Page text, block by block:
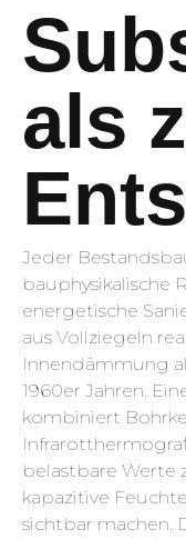
als
Jeder
bauphysikalische
energetische
aus Vollziegeln
Innendämmung
1960er Jahren.
kombiniert
belastbare Werte
kapazitive
sichtbar machen.